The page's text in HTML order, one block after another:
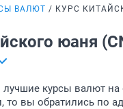
ВАЛЮТ
КУРС
юаня
курсы валют на
то вы обратились по